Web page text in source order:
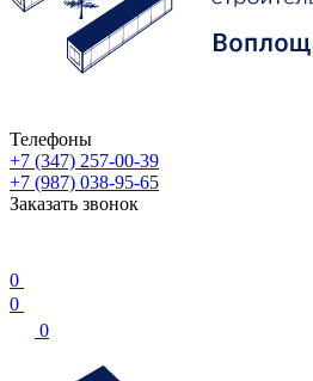
Телефоны
+7 (347) 257-00-39
+7 (987) 038-95-65
Заказать звонок
0
0
0